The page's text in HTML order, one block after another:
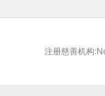
注册慈善机构